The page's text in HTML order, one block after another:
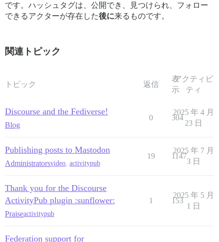
です。ハッシュタグは、公開でき、見つけられ、フォロー
できるアクターが存在した後に来るものです。
関連トピック
トピック 返信
表
示
アクティビ
ティ
Discourse and the Fediverse!
Blog
0 304
2025 年 4 月
23 日
Publishing posts to Mastodon
Administratorsvideo, activitypub
19 1147
2025 年 7 月
3 日
Thank you for the Discourse
ActivityPub plugin :sunflower:
Praiseactivitypub
1 153
2025 年 5 月
1 日
Federation support for